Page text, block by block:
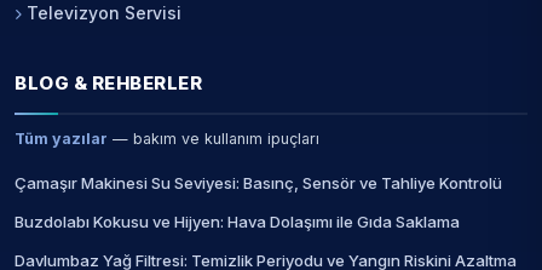
Televizyon Servisi
BLOG & REHBERLER
Tüm yazılar — bakım ve kullanım ipuçları
Çamaşır Makinesi Su Seviyesi: Basınç, Sensör ve Tahliye Kontrolü
Buzdolabı Kokusu ve Hijyen: Hava Dolaşımı ile Gıda Saklama
Davlumbaz Yağ Filtresi: Temizlik Periyodu ve Yangın Riskini Azaltma